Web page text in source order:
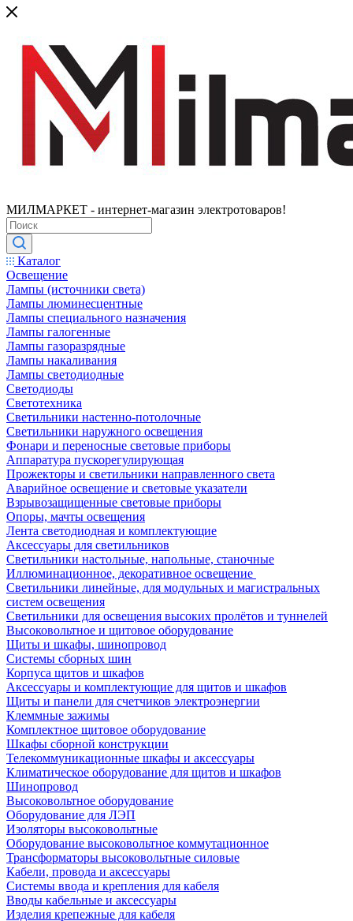
МИЛМАРКЕТ - интернет-магазин электротоваров!
Каталог
Освещение
Лампы (источники света)
Лампы люминесцентные
Лампы специального назначения
Лампы галогенные
Лампы газоразрядные
Лампы накаливания
Лампы светодиодные
Светодиоды
Светотехника
Светильники настенно-потолочные
Светильники наружного освещения
Фонари и переносные световые приборы
Аппаратура пускорегулирующая
Прожекторы и светильники направленного света
Аварийное освещение и световые указатели
Взрывозащищенные световые приборы
Опоры, мачты освещения
Лента светодиодная и комплектующие
Аксессуары для светильников
Светильники настольные, напольные, станочные
Иллюминационное, декоративное освещение
Светильники линейные, для модульных и магистральных
систем освещения
Светильники для освещения высоких пролётов и туннелей
Высоковольтное и щитовое оборудование
Щиты и шкафы, шинопровод
Системы сборных шин
Корпуса щитов и шкафов
Аксессуары и комплектующие для щитов и шкафов
Щиты и панели для счетчиков электроэнергии
Клеммные зажимы
Комплектное щитовое оборудование
Шкафы сборной конструкции
Телекоммуникационные шкафы и аксессуары
Климатическое оборудование для щитов и шкафов
Шинопровод
Высоковольтное оборудование
Оборудование для ЛЭП
Изоляторы высоковольтные
Оборудование высоковольтное коммутационное
Трансформаторы высоковольтные силовые
Кабели, провода и аксессуары
Системы ввода и крепления для кабеля
Вводы кабельные и аксессуары
Изделия крепежные для кабеля